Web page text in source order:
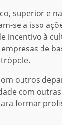
superior e
se a isso
incentivo à
de
outros
com outras
formar